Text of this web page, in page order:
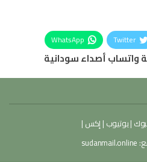
Twitter
WhatsApp
واتساب أصداء سودانية
|يوتيوب | إكس |
sudanmail.online